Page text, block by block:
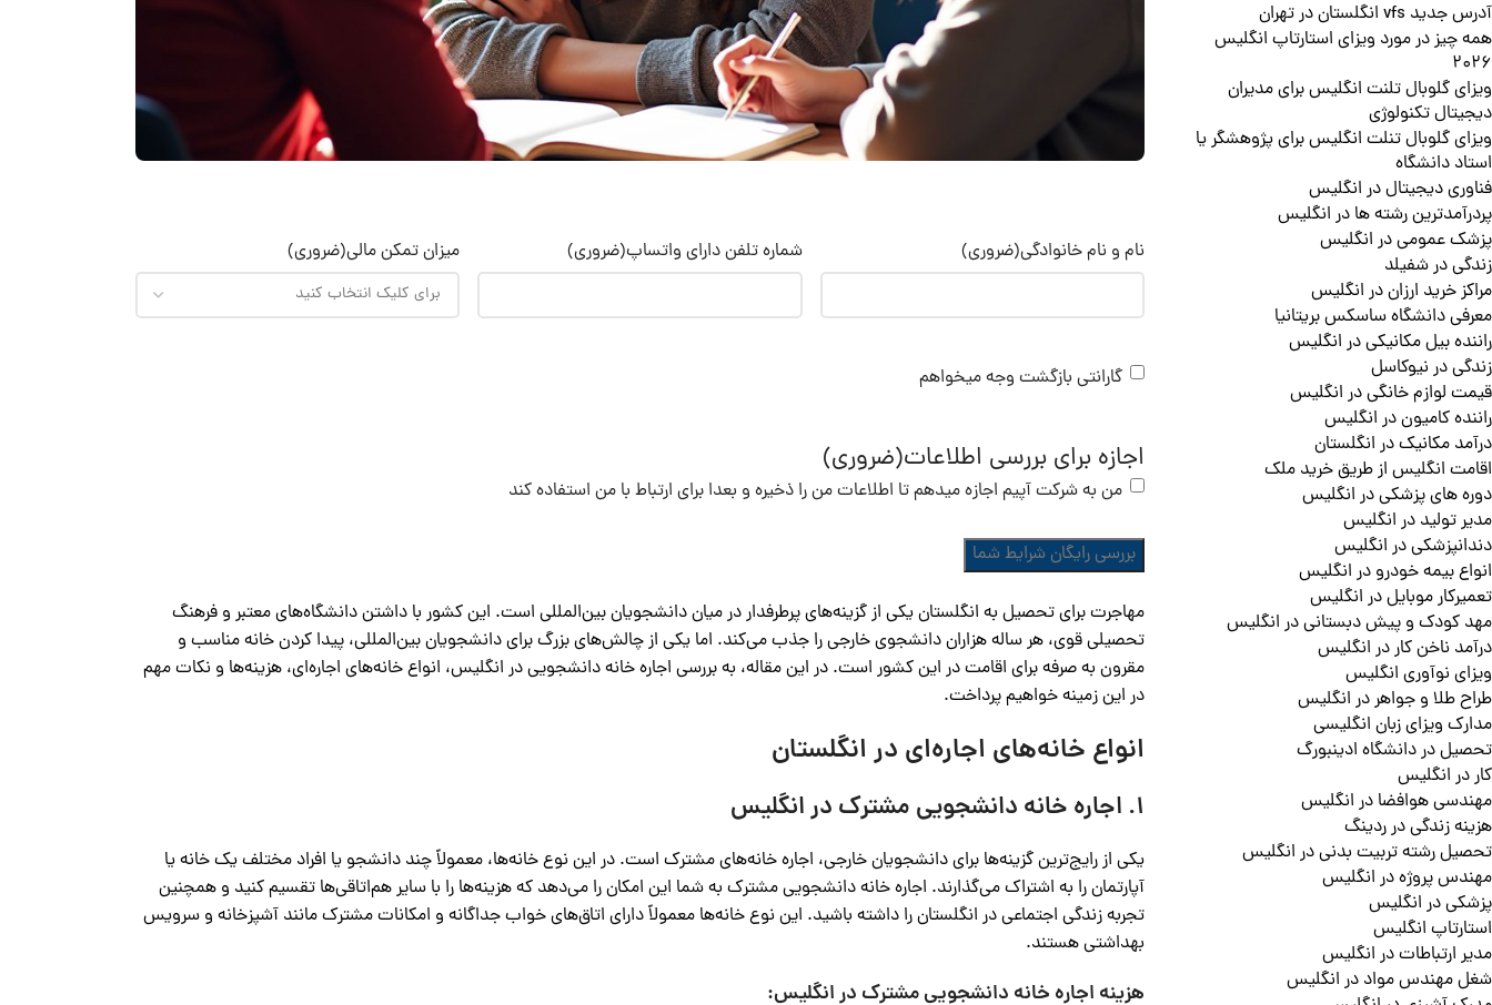
آدرس جدید vfs انگلستان در تهران
همه چیز در مورد ویزای استارتاپ انگلیس
2026
ویزای گلوبال تلنت انگلیس برای مدیران
دیجیتال تکنولوژی
ویزای گلوبال تنلت انگلیس برای پژوهشگر یا
استاد دانشگاه
فناوری دیجیتال در انگلیس
پردرآمدترین رشته ها در انگلیس
پزشک عمومی در انگلیس
زندگی در شفیلد
مراکز خرید ارزان در انگلیس
معرفی دانشگاه ساسکس بریتانیا
راننده بیل مکانیکی در انگلیس
زندگی در نیوکاسل
قیمت لوازم خانگی در انگلیس
راننده کامیون در انگلیس
درآمد مکانیک در انگلستان
اقامت انگلیس از طریق خرید ملک
دوره های پزشکی در انگلیس
مدیر تولید در انگلیس
دندانپزشکی در انگلیس
انواع بیمه خودرو در انگلیس
تعمیرکار موبایل در انگلیس
مهد کودک و پیش دبستانی در انگلیس
درآمد ناخن کار در انگلیس
ویزای نوآوری انگلیس
طراح طلا و جواهر در انگلیس
مدارک ویزای زبان انگلیسی
تحصیل در دانشگاه ادینبورگ
کار در انگلیس
مهندسی هوافضا در انگلیس
هزینه زندگی در ردینگ
تحصیل رشته تربیت بدنی در انگلیس
مهندس پروژه در انگلیس
پزشکی در انگلیس
استارتاپ انگلیس
مدیر ارتباطات در انگلیس
شغل مهندس مواد در انگلیس
نام و نام خانوادگی(ضروری) شماره تلفن دارای واتساپ(ضروری) میزان تمکن مالی(ضروری)
گارانتی بازگشت وجه میخواهم
اجازه برای بررسی اطلاعات(ضروری)
من به شرکت آپیم اجازه میدهم تا اطلاعات من را ذخیره و بعدا برای ارتباط با من استفاده کند
مهاجرت برای تحصیل به انگلستان یکی از گزینه‌های پرطرفدار در میان دانشجویان بین‌المللی است. این کشور با داشتن دانشگاه‌های معتبر و فرهنگ
تحصیلی قوی، هر ساله هزاران دانشجوی خارجی را جذب می‌کند. اما یکی از چالش‌های بزرگ برای دانشجویان بین‌المللی، پیدا کردن خانه مناسب و
مقرون به صرفه برای اقامت در این کشور است. در این مقاله، به بررسی اجاره خانه دانشجویی در انگلیس، انواع خانه‌های اجاره‌ای، هزینه‌ها و نکات مهم
در این زمینه خواهیم پرداخت.
انواع خانه‌های اجاره‌ای در انگلستان
1. اجاره خانه دانشجویی مشترک در انگلیس
یکی از رایج‌ترین گزینه‌ها برای دانشجویان خارجی، اجاره خانه‌های مشترک است. در این نوع خانه‌ها، معمولاً چند دانشجو یا افراد مختلف یک خانه یا
آپارتمان را به اشتراک می‌گذارند. اجاره خانه دانشجویی مشترک به شما این امکان را می‌دهد که هزینه‌ها را با سایر هم‌اتاقی‌ها تقسیم کنید و همچنین
تجربه زندگی اجتماعی در انگلستان را داشته باشید. این نوع خانه‌ها معمولاً دارای اتاق‌های خواب جداگانه و امکانات مشترک مانند آشپزخانه و سرویس
بهداشتی هستند.
هزینه اجاره خانه دانشجویی مشترک در انگلیس: